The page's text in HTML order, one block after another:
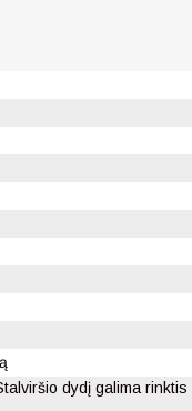
dydį galima